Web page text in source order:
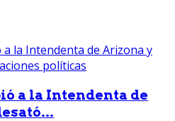
a la Intendenta de